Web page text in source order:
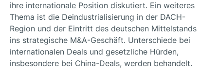
ihre internationale Position diskutiert. Ein weiteres
Thema ist die Deindustrialisierung in der DACH-
Region und der Eintritt des deutschen Mittelstands
ins strategische M&A-Geschäft. Unterschiede bei
internationalen Deals und gesetzliche Hürden,
insbesondere bei China-Deals, werden behandelt.